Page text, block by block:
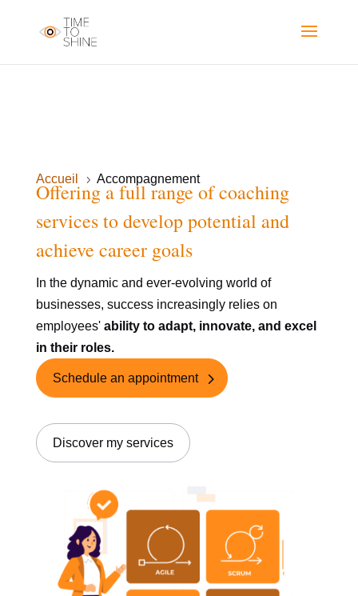
Accueil 5 Accompagnement
Offering a full range of coaching
services to develop potential and
achieve career goals
In the dynamic and ever-evolving world of
businesses, success increasingly relies on
employees' ability to adapt, innovate, and excel
in their roles.
Schedule an appointment
Discover my services